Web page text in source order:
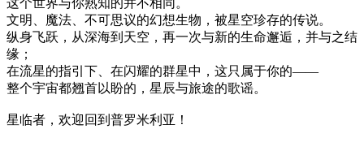
这个世界与你熟知的并不相同。
文明、魔法、不可思议的幻想生物，被星空珍存的传说。
纵身飞跃，从深海到天空，再一次与新的生命邂逅，并与之结
缘；
在流星的指引下、在闪耀的群星中，这只属于你的——
整个宇宙都翘首以盼的，星辰与旅途的歌谣。
星临者，欢迎回到普罗米利亚！